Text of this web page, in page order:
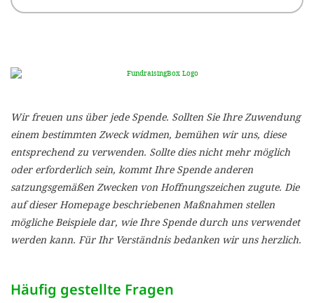
Wir freuen uns über jede Spende. Sollten Sie Ihre Zuwendung
einem bestimmten Zweck widmen, bemühen wir uns, diese
entsprechend zu verwenden. Sollte dies nicht mehr möglich
oder erforderlich sein, kommt Ihre Spende anderen
satzungsgemäßen Zwecken von Hoffnungszeichen zugute. Die
auf dieser Homepage beschriebenen Maßnahmen stellen
mögliche Beispiele dar, wie Ihre Spende durch uns verwendet
werden kann. Für Ihr Verständnis bedanken wir uns herzlich.
Häufig gestellte Fragen
'Cookie-
Impressum
ALLEN